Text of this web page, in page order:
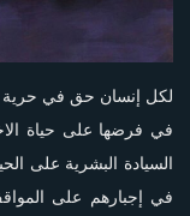
الاخرين؟
لكل إنسان حق في حرية
في فرضها على حياة
السيادة البشرية على
في إجبارهم على